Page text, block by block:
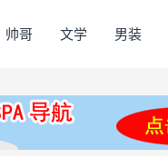
帅哥 文学 男装